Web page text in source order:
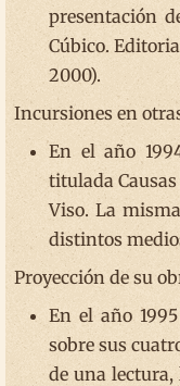
presentación
Cúbico.
2000).
Incursiones en
En el año
titulada
Viso. La
distintos
Proyección de su
En el año
sobre sus
de una